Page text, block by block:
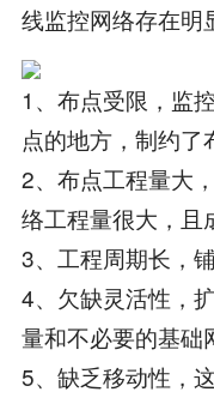
线监控网络存在明
1、布点受限，监
点的地方，制约了
2、布点工程量大
络工程量很大，且
3、工程周期长，
4、欠缺灵活性，
量和不必要的基础
5、缺乏移动性，